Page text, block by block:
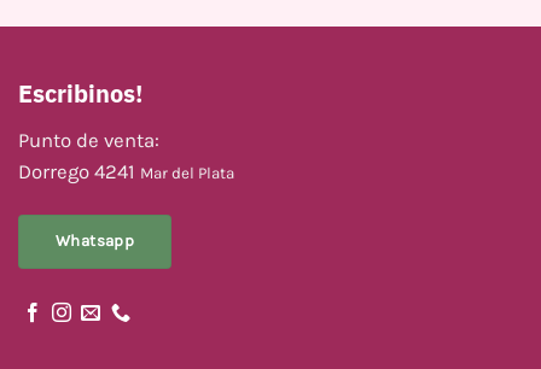
Escribinos!
Punto de venta:
Dorrego 4241 Mar del Plata
Whatsapp